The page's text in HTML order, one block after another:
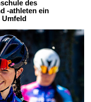
des
-athleten ein
Umfeld